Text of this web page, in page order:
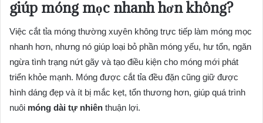
giúp móng mọc nhanh hơn không?
Việc cắt tỉa móng thường xuyên không trực tiếp làm móng mọc
nhanh hơn, nhưng nó giúp loại bỏ phần móng yếu, hư tổn, ngăn
ngừa tình trạng nứt gãy và tạo điều kiện cho móng mới phát
triển khỏe mạnh. Móng được cắt tỉa đều đặn cũng giữ được
hình dáng đẹp và ít bị mắc kẹt, tổn thương hơn, giúp quá trình
nuôi móng dài tự nhiên thuận lợi.